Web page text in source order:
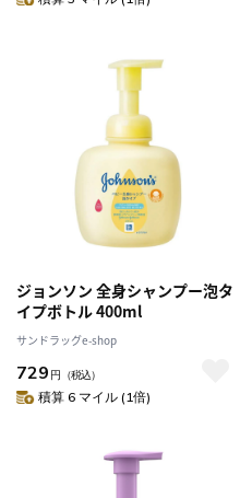
ジョンソン 全身シャンプー泡タ
イプボトル 400ml
サンドラッグe-shop
729 円 （税込）
積算 6 マイル (1倍)